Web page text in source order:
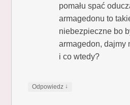
pomału spać
armagedonu to
niebezpieczne bo
armagedon, dajmy
i co wtedy?
Odpowiedz ↓